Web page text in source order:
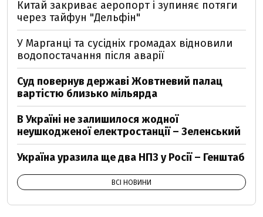
Китай закриває аеропорт і зупиняє потяги
через тайфун "Дельфін"
У Марганці та сусідніх громадах відновили
водопостачання після аварії
Суд повернув державі Жовтневий палац
вартістю близько мільярда
В Україні не залишилося жодної
неушкодженої електростанції – Зеленський
Україна уразила ще два НПЗ у Росії – Генштаб
ВСІ НОВИНИ